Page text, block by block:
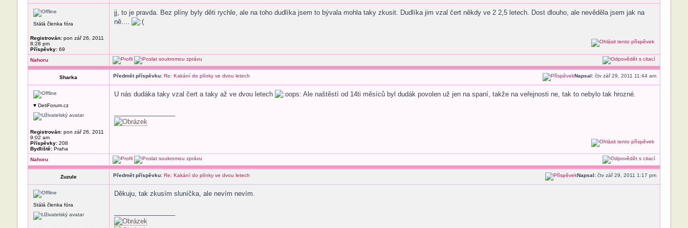
Stálá členka fóra
Registrován:pon zář 26, 2011
8:28 pm
Příspěvky:69
jj, to je pravda. Bez plíny byly děti rychle, ale na toho dudlíka jsem to bývala mohla taky zkusit. Dudlíka jim vzal čert někdy ve 2 2,5 letech. Dost dlouho, ale nevěděla jsem jak na
ně....
Nahoru
Sharka Předmět příspěvku: Re: Kakání do plínky ve dvou letech Napsal:čtv zář 29, 2011 11:44 am
♥ DetiForum.cz
Registrován:pon zář 26, 2011
9:02 am
Příspěvky:208
Bydliště:Praha
U nás dudáka taky vzal čert a taky až ve dvou letech Ale naštěstí od 14ti měsíců byl dudák povolen už jen na spaní, takže na veřejnosti ne, tak to nebylo tak hrozné.
Nahoru
Zuzule Předmět příspěvku: Re: Kakání do plínky ve dvou letech Napsal:čtv zář 29, 2011 1:17 pm
Stálá členka fóra
Děkuju, tak zkusím sluníčka, ale nevím nevím.